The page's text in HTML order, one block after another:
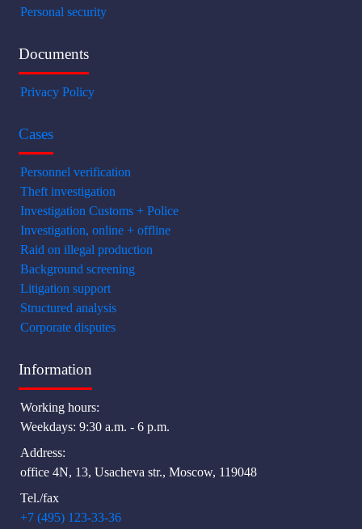
Personal security
Documents
Privacy Policy
Cases
Personnel verification
Theft investigation
Investigation Customs + Police
Investigation, online + offline
Raid on illegal production
Background screening
Litigation support
Structured analysis
Corporate disputes
Information
Working hours:
Weekdays: 9:30 a.m. - 6 p.m.
Address:
office 4N, 13, Usacheva str., Moscow, 119048
Tel./fax
+7 (495) 123-33-36